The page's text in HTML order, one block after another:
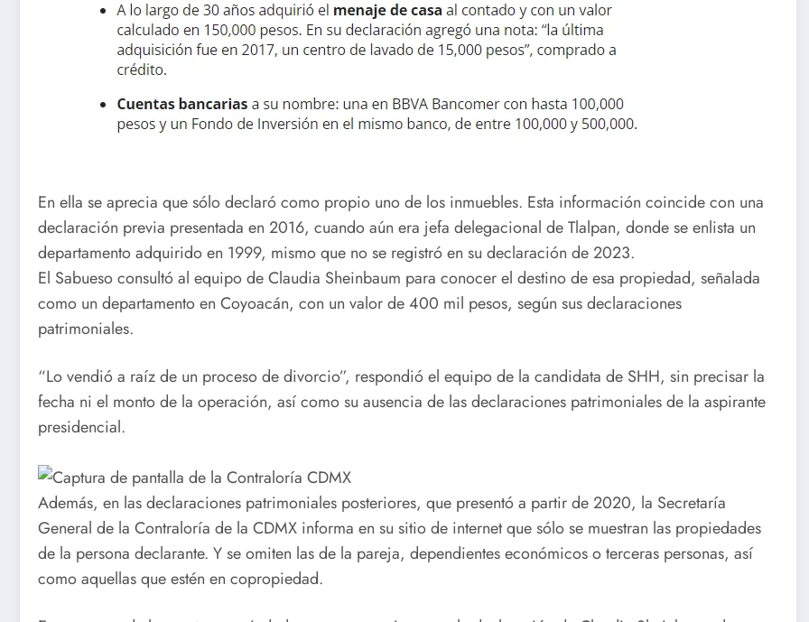
En ella se aprecia que sólo declaró como propio uno de los inmuebles. Esta información coincide con una
declaración previa presentada en 2016, cuando aún era jefa delegacional de Tlalpan, donde se enlista un
departamento adquirido en 1999, mismo que no se registró en su declaración de 2023.
El Sabueso consultó al equipo de Claudia Sheinbaum para conocer el destino de esa propiedad, señalada
como un departamento en Coyoacán, con un valor de 400 mil pesos, según sus declaraciones
patrimoniales.
“Lo vendió a raíz de un proceso de divorcio”, respondió el equipo de la candidata de SHH, sin precisar la
fecha ni el monto de la operación, así como su ausencia de las declaraciones patrimoniales de la aspirante
presidencial.
Además, en las declaraciones patrimoniales posteriores, que presentó a partir de 2020, la Secretaría
General de la Contraloría de la CDMX informa en su sitio de internet que sólo se muestran las propiedades
de la persona declarante. Y se omiten las de la pareja, dependientes económicos o terceras personas, así
como aquellas que estén en copropiedad.